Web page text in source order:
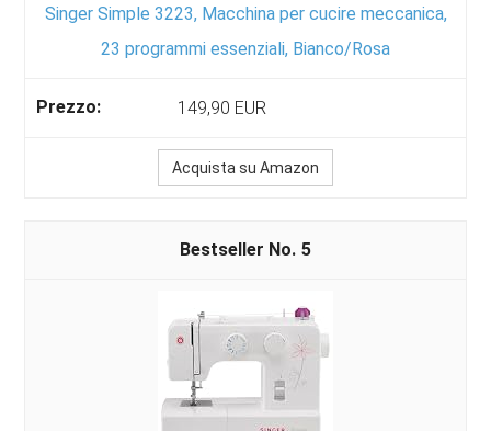
Singer Simple 3223, Macchina per cucire meccanica,
23 programmi essenziali, Bianco/Rosa
149,90 EUR
Acquista su Amazon
5